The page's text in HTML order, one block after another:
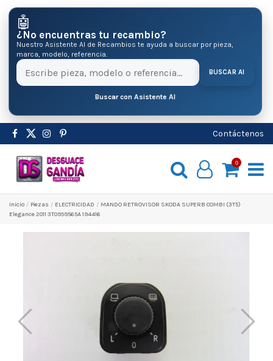
🤖
¿No encuentras tu recambio?
Nuestro Asistente AI de Recambios te ayuda a buscar por pieza,
marca, modelo, referencia.
BUSCAR AI
Buscar con Asistente AI
Contáctenos
0
Inicio Pіezas ELECTRICIDAD
MANDO RETROVISOR SKODA SUPERB COMBI (3T5)
Elegance 2011 3T0959565A 194416